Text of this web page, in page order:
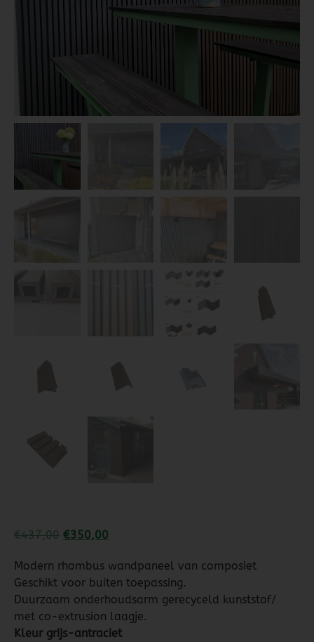
Gaas&Beugels
€437,00 €350,00
Modern rhombus wandpaneel van composiet
Geschikt voor buiten toepassing.
Duurzaam onderhoudsarm gerecyceld kunststof/
met co-extrusion laagje.
Kleur grijs-antraciet